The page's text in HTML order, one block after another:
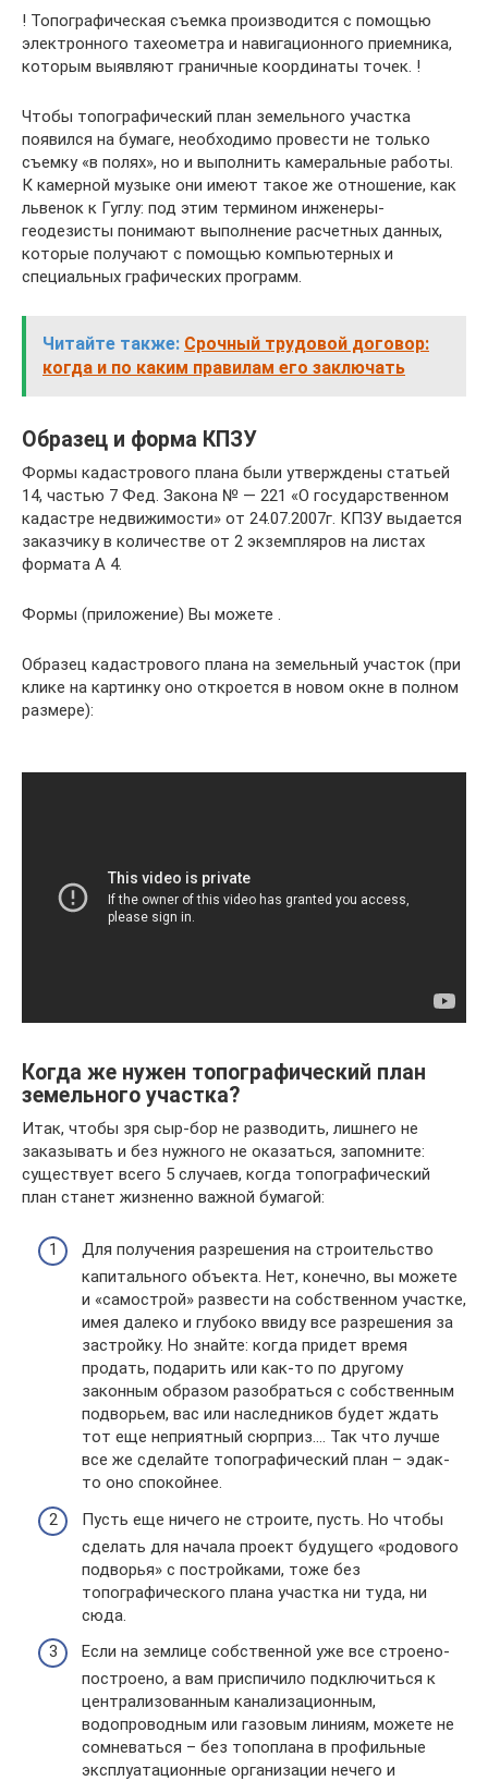
! Топографическая съемка производится с помощью
электронного тахеометра и навигационного приемника,
которым выявляют граничные координаты точек. !
Чтобы топографический план земельного участка
появился на бумаге, необходимо провести не только
съемку «в полях», но и выполнить камеральные работы.
К камерной музыке они имеют такое же отношение, как
львенок к Гуглу: под этим термином инженеры-
геодезисты понимают выполнение расчетных данных,
которые получают с помощью компьютерных и
специальных графических программ.
Читайте также: Срочный трудовой договор:
когда и по каким правилам его заключать
Образец и форма КПЗУ
Формы кадастрового плана были утверждены статьей
14, частью 7 Фед. Закона № — 221 «О государственном
кадастре недвижимости» от 24.07.2007г. КПЗУ выдается
заказчику в количестве от 2 экземпляров на листах
формата А 4.
Формы (приложение) Вы можете .
Образец кадастрового плана на земельный участок (при
клике на картинку оно откроется в новом окне в полном
размере):
Когда же нужен топографический план
земельного участка?
Итак, чтобы зря сыр-бор не разводить, лишнего не
заказывать и без нужного не оказаться, запомните:
существует всего 5 случаев, когда топографический
план станет жизненно важной бумагой:
Для получения разрешения на строительство
капитального объекта. Нет, конечно, вы можете
и «самострой» развести на собственном участке,
имея далеко и глубоко ввиду все разрешения за
застройку. Но знайте: когда придет время
продать, подарить или как-то по другому
законным образом разобраться с собственным
подворьем, вас или наследников будет ждать
тот еще неприятный сюрприз.… Так что лучше
все же сделайте топографический план – эдак-
то оно спокойнее.
Пусть еще ничего не строите, пусть. Но чтобы
сделать для начала проект будущего «родового
подворья» с постройками, тоже без
топографического плана участка ни туда, ни
сюда.
Если на землице собственной уже все строено-
построено, а вам приспичило подключиться к
централизованным канализационным,
водопроводным или газовым линиям, можете не
сомневаться – без топоплана в профильные
эксплуатационные организации нечего и